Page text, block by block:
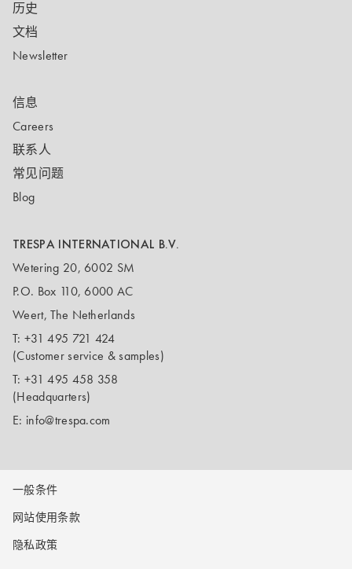
历史
文档
Newsletter
信息
Careers
联系人
常见问题
Blog
TRESPA INTERNATIONAL B.V.
Wetering 20, 6002 SM
P.O. Box 110, 6000 AC
Weert, The Netherlands
T: +31 495 721 424
(Customer service & samples)
T: +31 495 458 358
(Headquarters)
E: info@trespa.com
一般条件
网站使用条款
隐私政策